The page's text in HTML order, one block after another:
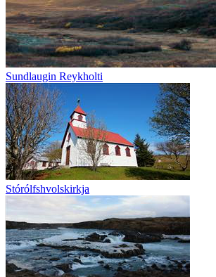
Sundlaugin Reykholti
Stórólfshvolskirkja